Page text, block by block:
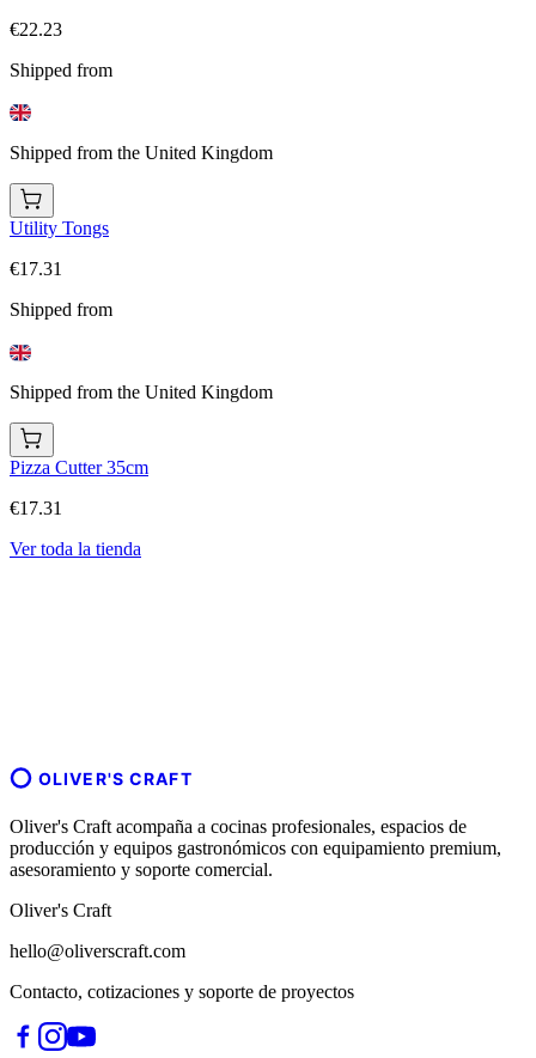
€22.23
Shipped from
Shipped from the United Kingdom
Utility Tongs
€17.31
Shipped from
Shipped from the United Kingdom
Pizza Cutter 35cm
€17.31
Ver toda la tienda
OLIVER'S CRAFT
Oliver's Craft acompaña a cocinas profesionales, espacios de
producción y equipos gastronómicos con equipamiento premium,
asesoramiento y soporte comercial.
Oliver's Craft
hello@oliverscraft.com
Contacto, cotizaciones y soporte de proyectos